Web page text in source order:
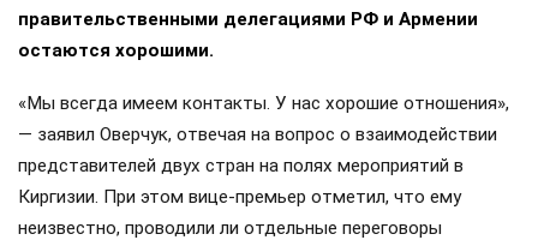
правительственными делегациями РФ и Армении
остаются хорошими.
«Мы всегда имеем контакты. У нас хорошие отношения»,
— заявил Оверчук, отвечая на вопрос о взаимодействии
представителей двух стран на полях мероприятий в
Киргизии. При этом вице-премьер отметил, что ему
неизвестно, проводили ли отдельные переговоры